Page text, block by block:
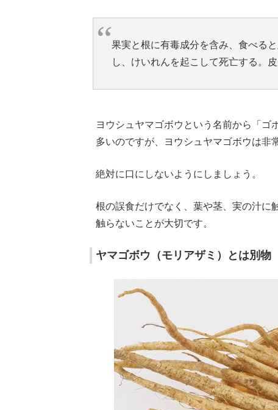
果実と根に有毒成分を含み、食べる
し、けいれんを起こして死亡する。
ヨウシュヤマゴボウという名前から「ゴ
多いのですが、ヨウシュヤマゴボウは非
絶対に口にしないようにしましょう。
根の誤食だけでなく、葉や茎、実の汁に
触らないことが大切です。
ヤマゴボウ（モリアザミ）とは別物